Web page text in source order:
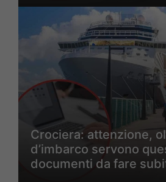
Crociera: attenzione,
d’imbarco servono
documenti da fare